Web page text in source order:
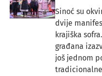
Sinoć su
dvije
krajiška
građana
još jednom